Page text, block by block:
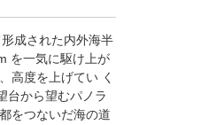
成された内外海半
を一気に駆け上が
高度を上げてい く
台から望むパノラ
をつないだ海の道